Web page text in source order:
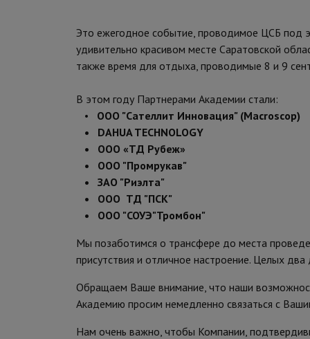
Это ежегодное событие, проводимое ЦСБ под
удивительно красивом месте Саратовской
также время для отдыха, проводимые 8 и 9
В этом году Партнерами Академии стали:
•
ООО "Сателлит Инновация" (Macroscop)
• DAHUA TECHNOLOGY
• OOO «ТД Рубеж»
• ООО "Промрукав"
• ЗАО "Риэлта"
• ООО ТД "ПСК"
• ООО "СОУЭ"Тромбон"
Мы позаботимся о трансфере до места
присутствия и отличное настроение. Целых два
Обращаем Ваше внимание, что наши
Академию просим немедленно связаться с
Нам очень важно, чтобы Компании,